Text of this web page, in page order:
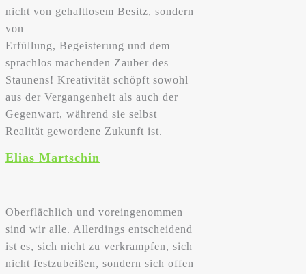
nicht von gehaltlosem Besitz, sondern
von
Erfüllung, Begeisterung und dem
sprachlos machenden Zauber des
Staunens! Kreativität schöpft sowohl
aus der Vergangenheit als auch der
Gegenwart, während sie selbst
Realität gewordene Zukunft ist.
Elias Martschin
Oberflächlich und voreingenommen
sind wir alle. Allerdings entscheidend
ist es, sich nicht zu verkrampfen, sich
nicht festzubeißen, sondern sich offen